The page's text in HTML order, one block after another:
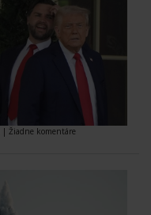
| Žiadne komentáre